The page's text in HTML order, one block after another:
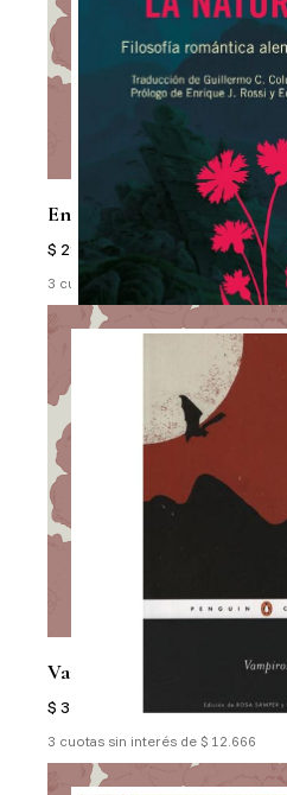
Ensayos Sobre La Naturaleza
$ 29.000
3 cuotas sin interés de $ 9.667
Vampiros
$ 37.999
3 cuotas sin interés de $ 12.666